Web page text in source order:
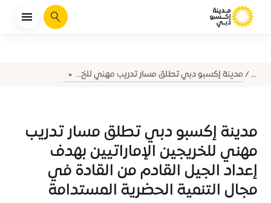
يبحث
... مدينة إكسبو دبي تطلق مسار تدريب مهني للخ...
مدينة إكسبو دبي تطلق مسار تدريب
مهني للخريجين الإماراتيين بهدف
إعداد الجيل القادم من القادة في
مجال التنمية الحضرية المستدامة